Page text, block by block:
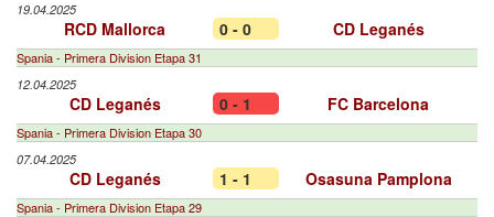
19.04.2025
RCD Mallorca 0 - 0 CD Leganés
Spania - Primera Division Etapa 31
12.04.2025
CD Leganés 0 - 1 FC Barcelona
Spania - Primera Division Etapa 30
07.04.2025
CD Leganés 1 - 1 Osasuna Pamplona
Spania - Primera Division Etapa 29